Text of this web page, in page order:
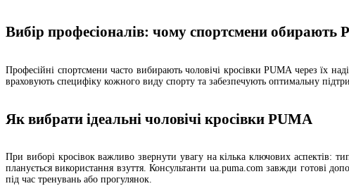
Вибір професіоналів: чому спортсмени обирають
Професійні спортсмени часто вибирають чоловічі кросівки PUMA через їх
враховують специфіку кожного виду спорту та забезпечують оптимальну
Як вибрати ідеальні чоловічі кросівки PUMA
При виборі кросівок важливо звернути увагу на кілька ключових аспектів:
планується використання взуття. Консультанти ua.puma.com завжди готові
під час тренувань або прогулянок.